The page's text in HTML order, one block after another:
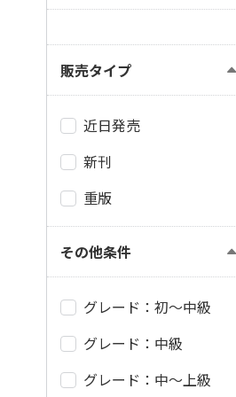
販売タイプ
近日発売
新刊
重版
その他条件
グレード：初～中級
グレード：中級
グレード：中～上級